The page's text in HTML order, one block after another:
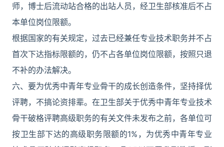
师，博士后流动站合格的出站人员，经卫生部核准后不占
本单位岗位限额。
根据国家的有关规定，过去已经兼任专业技术职务并不占
首次下达指标限额的，仍不占各单位岗位限额，按照只退
不补的办法解决。
六、要为优秀中青年专业骨干的成长创造条件，坚持择优
评聘，不搞论资排辈。在卫生部关于优秀中青年专业技术
骨干破格评聘高级职务的有关文件未发布之前，各单位可
按卫生部下达的高级职务限额的1%，为优秀中青年专业